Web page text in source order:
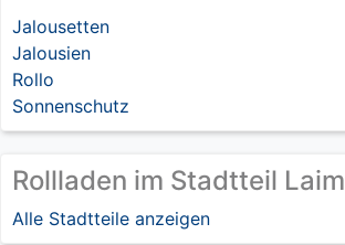
Jalousetten
Jalousien
Rollo
Sonnenschutz
Rollladen im Stadtteil Laim
Alle Stadtteile anzeigen